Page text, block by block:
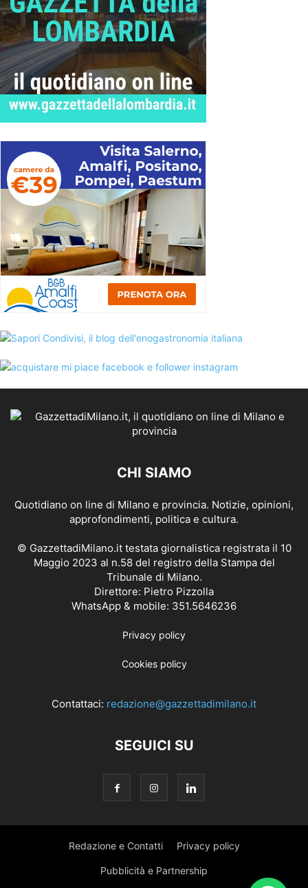
CHI SIAMO
Quotidiano on line di Milano e provincia. Notizie, opinioni,
approfondimenti, politica e cultura.
© GazzettadiMilano.it testata giornalistica registrata il 10
Maggio 2023 al n.58 del registro della Stampa del
Tribunale di Milano.
Direttore: Pietro Pizzolla
WhatsApp & mobile: 351.5646236
Privacy policy
Cookies policy
Contattaci: redazione@gazzettadimilano.it
SEGUICI SU
Redazione e Contatti Privacy policy
Pubblicità e Partnership